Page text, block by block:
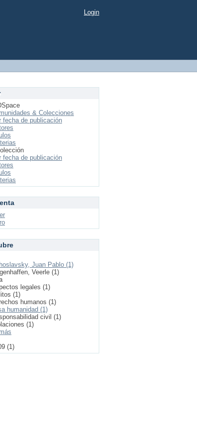
Login
& Colecciones
fecha de publicación
fecha de publicación
Juan Pablo (1)
Veerle (1)
legales (1)
(1)
humanos (1)
humanidad (1)
civil (1)
(1)
(1)